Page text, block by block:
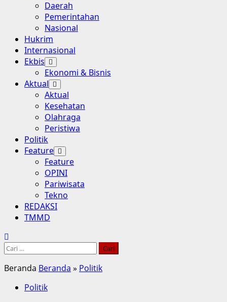
Daerah
Pemerintahan
Nasional
Hukrim
Internasional
Ekbis
Ekonomi & Bisnis
Aktual
Aktual
Kesehatan
Olahraga
Peristiwa
Politik
Feature
Feature
OPINI
Pariwisata
Tekno
REDAKSI
TMMD
Cari
Beranda Beranda » Politik
Politik